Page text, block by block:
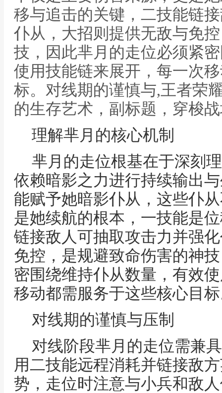
移与追击的关键，二技能链
仆从，大招则提供无敌与免
技，因此芈月的走位必须紧
使用技能链来展开，每一次
标。对线期的谨慎与,王者荣
的生存艺术，副标题，穿梭
理解芈月的核心机制
芈月的走位根基在于深刻
依赖暗影之力进行持续输出
能赋予她暗影仆从，这些仆
是她续航的根本，一技能是
链接敌人可抽取攻击力并强
免控，是规避致命伤害的神
密围绕维持仆从数量，有效
移动都需服务于这些核心目
对线期的谨慎与压制
对线阶段芈月的走位需兼
用二技能远程消耗并链接敌
势，走位时注意与小兵和敌